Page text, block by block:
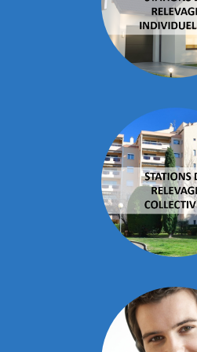
Cuve Eco capacité 250
Disjoncteur
Assure l’indispensable
en vas de blocage par
ou